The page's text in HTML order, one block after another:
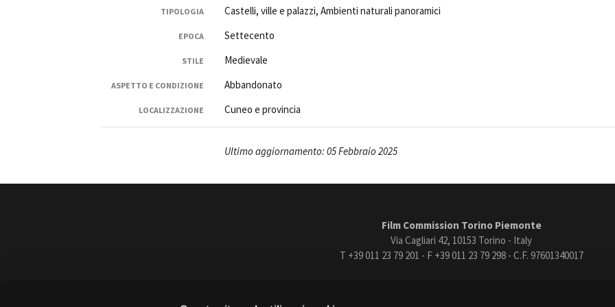
Open Day
TIPOLOGIA Castelli, ville e palazzi, Ambienti naturali panoramici
EPOCA Settecento
STILE Medievale
ASPETTO E CONDIZIONE Abbandonato
LOCALIZZAZIONE Cuneo e provincia
Ultimo aggiornamento: 05 Febbraio 2025
Film Commission Torino Piemonte
Via Cagliari 42, 10153 Torino - Italy
T +39 011 23 79 201 - F +39 011 23 79 298 - C.F. 97601340017